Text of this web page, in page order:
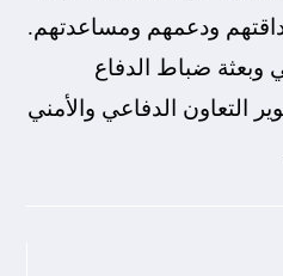
ودعمهم ومساعدتهم.
وبعثة ضباط الدفاع
التعاون الدفاعي والأمني